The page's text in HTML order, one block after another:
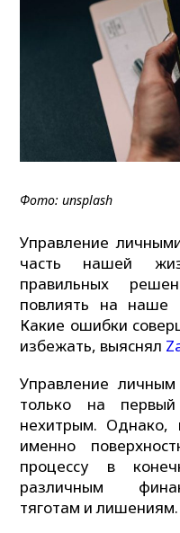
Фото: unsplash
Управление
часть нашей
правильных
повлиять на наше
Какие ошибки
избежать, выяснял
Управление
только на
нехитрым. Однако,
именно
процессу в
различным
тяготам и лишениям.